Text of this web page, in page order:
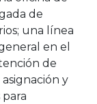
de
una línea
en el
de
y